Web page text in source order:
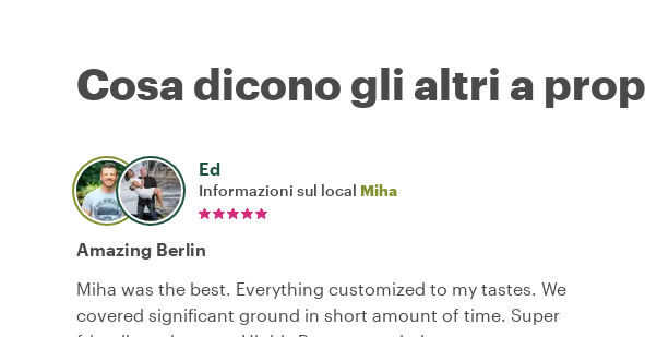
Cosa dicono gli altri a
Ed
Informazioni sul local Miha
Amazing Berlin
Miha was the best. Everything customized to my tastes. We
covered significant ground in short amount of time. Super